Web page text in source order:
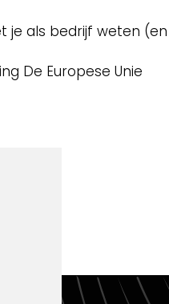
je als bedrijf weten (en
De Europese Unie